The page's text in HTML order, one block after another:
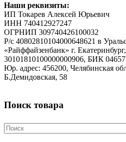
Наши реквизиты:
ИП Токарев Алексей Юрьевич
ИНН 740412927247
ОГРНИП 309740426100032
Р/с 40802810104000648621 в
«Райффайзенбанк» г.
30101810100000000906, БИК
Юр. адрес: 456200, Челябинская
Б.Демидовская, 58
Поиск товара